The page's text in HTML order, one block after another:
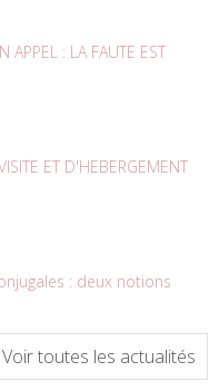
APPEL : LA FAUTE EST
ET D'HEBERGEMENT
: deux notions
Voir toutes les actualités